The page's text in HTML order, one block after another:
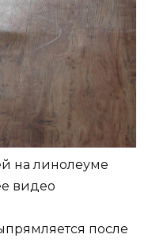
на линолеуме
видео
после